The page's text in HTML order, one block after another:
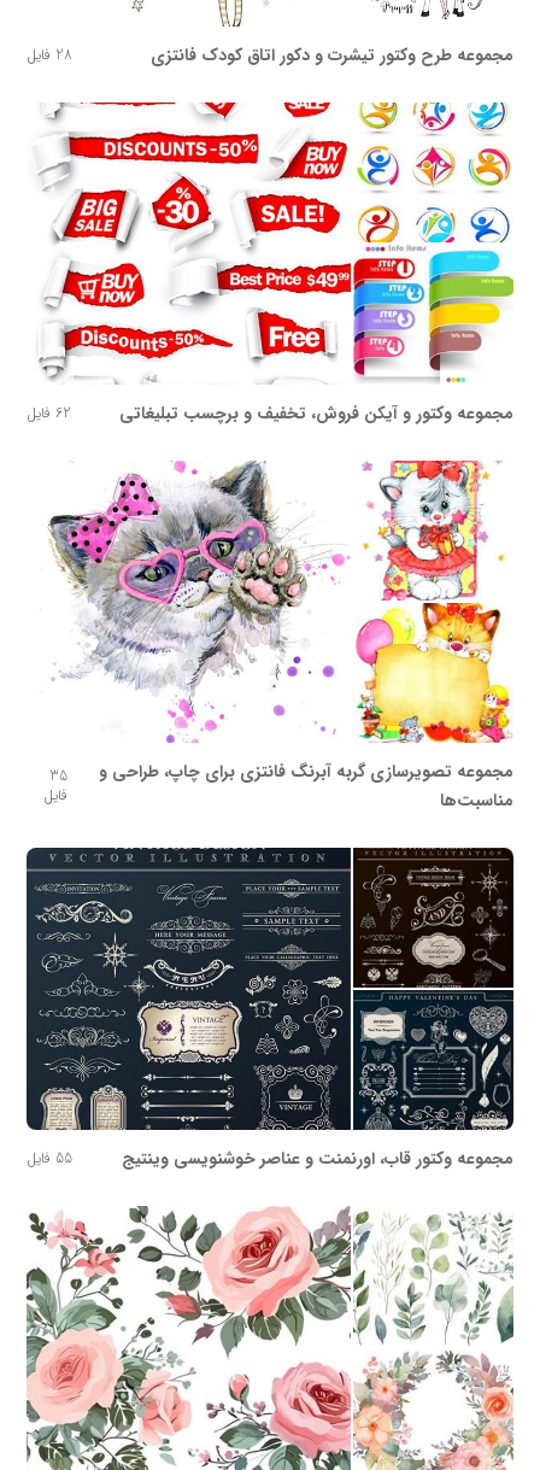
مجموعه طرح وکتور تیشرت و دکور اتاق کودک فانتزی 28 فایل
مجموعه وکتور و آیکن فروش، تخفیف و برچسب تبلیغاتی 62 فایل
مجموعه تصویرسازی گربه آبرنگ فانتزی برای چاپ، طراحی و
مناسبت‌ها
35
فایل
مجموعه وکتور قاب، اورنمنت و عناصر خوشنویسی وینتیج 55 فایل